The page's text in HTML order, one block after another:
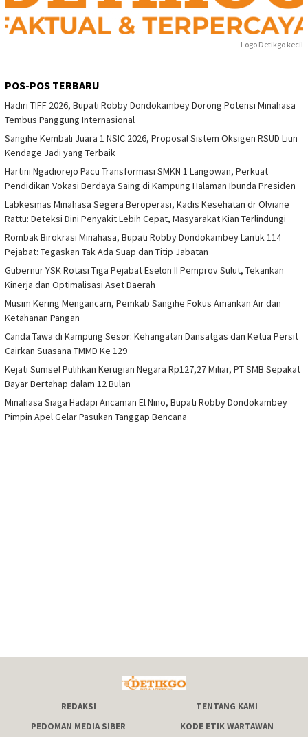
Logo Detikgo kecil
POS-POS TERBARU
Hadiri TIFF 2026, Bupati Robby Dondokambey Dorong Potensi Minahasa
Tembus Panggung Internasional
Sangihe Kembali Juara 1 NSIC 2026, Proposal Sistem Oksigen RSUD Liun
Kendage Jadi yang Terbaik
Hartini Ngadiorejo Pacu Transformasi SMKN 1 Langowan, Perkuat
Pendidikan Vokasi Berdaya Saing di Kampung Halaman Ibunda Presiden
Labkesmas Minahasa Segera Beroperasi, Kadis Kesehatan dr Olviane
Rattu: Deteksi Dini Penyakit Lebih Cepat, Masyarakat Kian Terlindungi
Rombak Birokrasi Minahasa, Bupati Robby Dondokambey Lantik 114
Pejabat: Tegaskan Tak Ada Suap dan Titip Jabatan
Gubernur YSK Rotasi Tiga Pejabat Eselon II Pemprov Sulut, Tekankan
Kinerja dan Optimalisasi Aset Daerah
Musim Kering Mengancam, Pemkab Sangihe Fokus Amankan Air dan
Ketahanan Pangan
Canda Tawa di Kampung Sesor: Kehangatan Dansatgas dan Ketua Persit
Cairkan Suasana TMMD Ke 129
Kejati Sumsel Pulihkan Kerugian Negara Rp127,27 Miliar, PT SMB Sepakat
Bayar Bertahap dalam 12 Bulan
Minahasa Siaga Hadapi Ancaman El Nino, Bupati Robby Dondokambey
Pimpin Apel Gelar Pasukan Tanggap Bencana
REDAKSI
TENTANG KAMI
PEDOMAN MEDIA SIBER
KODE ETIK WARTAWAN